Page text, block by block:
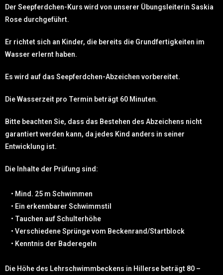
Der Seepferdchen-Kurs wird von unserer Übungsleiterin Saskia
Rose durchgeführt.
Er richtet sich an Kinder, die bereits die Grundfertigkeiten im
Wasser erlernt haben.
Es wird auf das Seepferdchen-Abzeichen vorbereitet.
Die Wasserzeit pro Termin beträgt 60 Minuten.
Bitte beachten Sie, dass das Bestehen des Abzeichens nicht
garantiert werden kann, da jedes Kind anders in seiner
Entwicklung ist.
Die Inhalte der Prüfung sind:
• Mind. 25 m Schwimmen
• Ein erkennbarer Schwimmstil
• Tauchen auf Schulterhöhe
• Verschiedene Sprünge vom Beckenrand/Startblock
• Kenntnis der Baderegeln
Die Höhe des Lehrschwimmbeckens in Hillerse beträgt 80 –